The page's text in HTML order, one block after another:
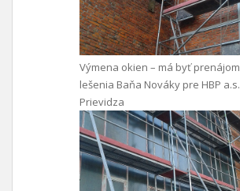
Výmena okien – má byť prenájom
lešenia Baňa Nováky pre HBP a.s.
Prievidza